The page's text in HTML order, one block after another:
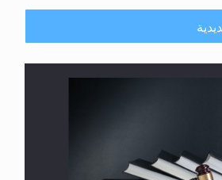
وفق السنة الميلادية أو الهجرية؟